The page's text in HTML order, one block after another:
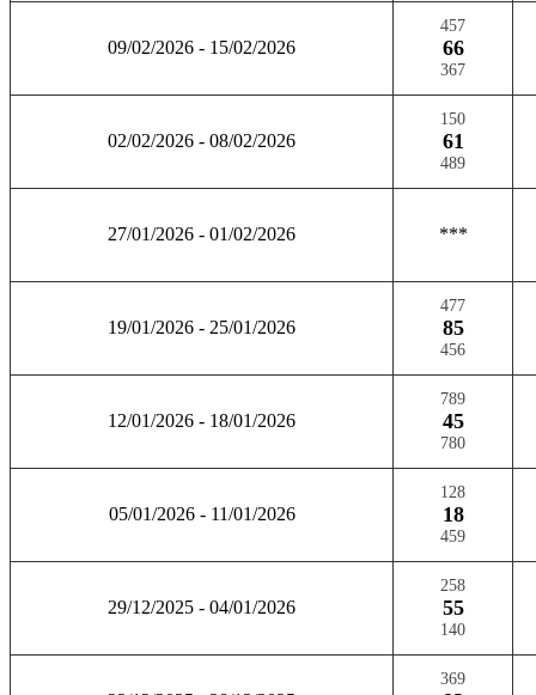
09/02/2026 - 15/02/2026
457
66
367
02/02/2026 - 08/02/2026
150
61
489
27/01/2026 - 01/02/2026 ***
19/01/2026 - 25/01/2026
477
85
456
12/01/2026 - 18/01/2026
789
45
780
05/01/2026 - 11/01/2026
128
18
459
29/12/2025 - 04/01/2026
258
55
140
369